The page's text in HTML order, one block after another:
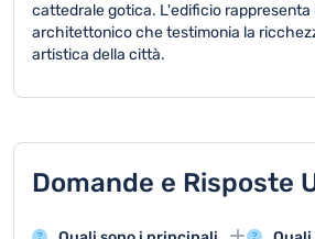
cattedrale gotica. L'edificio rappresenta
architettonico che testimonia la
artistica della città.
Domande e Risposte